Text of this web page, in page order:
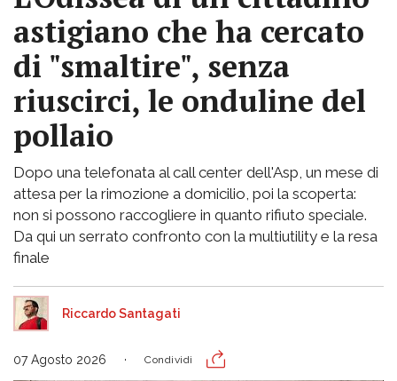
astigiano che ha cercato
di "smaltire", senza
riuscirci, le onduline del
pollaio
Dopo una telefonata al call center dell'Asp, un mese di
attesa per la rimozione a domicilio, poi la scoperta:
non si possono raccogliere in quanto rifiuto speciale.
Da qui un serrato confronto con la multiutility e la resa
finale
Riccardo Santagati
07 Agosto 2026 Condividi